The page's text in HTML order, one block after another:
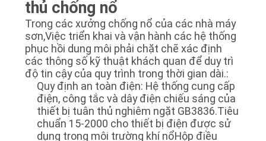
thủ chống nổ
Trong các xưởng chống nổ của các nhà máy
sơn,Việc triển khai và vận hành các hệ thống
phục hồi dung môi phải chặt chẽ xác định
các thông số kỹ thuật khách quan để duy trì
độ tin cậy của quy trình trong thời gian dài.:
Quy định an toàn điện: Hệ thống cung cấp
điện, công tắc và dây điện chiếu sáng của
thiết bị tuân thủ nghiêm ngặt GB3836.Tiêu
chuẩn 15-2000 cho thiết bị điện được sử
dụng trong môi trường khí nổHộp điều